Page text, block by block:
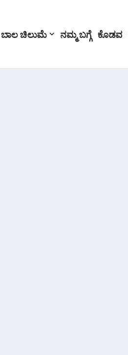
ಬಾಲ ಚಿಲುಮೆ ನಮ್ಮ ಬಗ್ಗೆ ಕೊಡವ